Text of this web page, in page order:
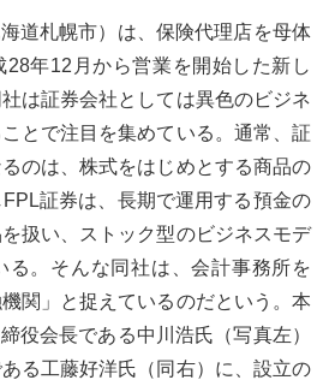
道札幌市）は、保険代理店を母体
28年12月から営業を開始した新し
は証券会社としては異色のビジネ
とで注目を集めている。通常、証
のは、株式をはじめとする商品の
証券は、長期で運用する預金の
扱い、ストック型のビジネスモデ
る。そんな同社は、会計事務所を
機関」と捉えているのだという。本
役会長である中川浩氏（写真左）
る工藤好洋氏（同右）に、設立の